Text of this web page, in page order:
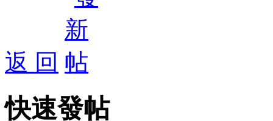
返 回
快速發帖